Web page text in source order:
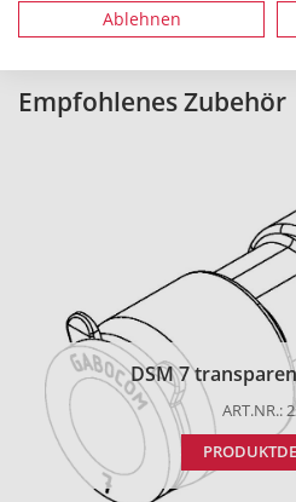
Ablehnen
Empfohlenes Zubehör
DSM 7
ART.NR.: